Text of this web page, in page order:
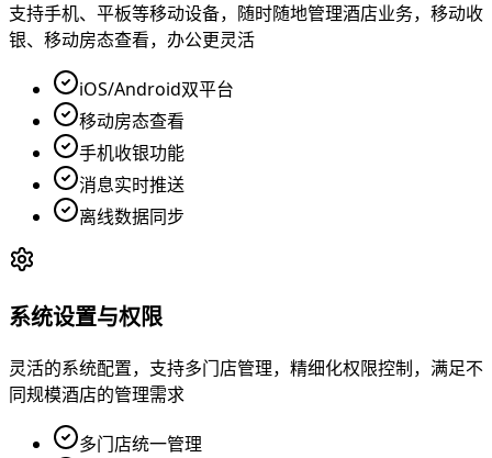
支持手机、平板等移动设备，随时随地管理酒店业务，移动收
银、移动房态查看，办公更灵活
iOS/Android双平台
移动房态查看
手机收银功能
消息实时推送
离线数据同步
系统设置与权限
灵活的系统配置，支持多门店管理，精细化权限控制，满足不
同规模酒店的管理需求
多门店统一管理